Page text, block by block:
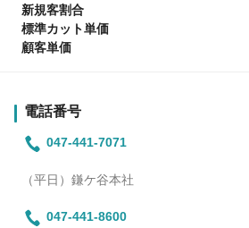
新規客割合
標準カット単価
顧客単価
電話番号
047-441-7071
（平日）鎌ケ谷本社
047-441-8600